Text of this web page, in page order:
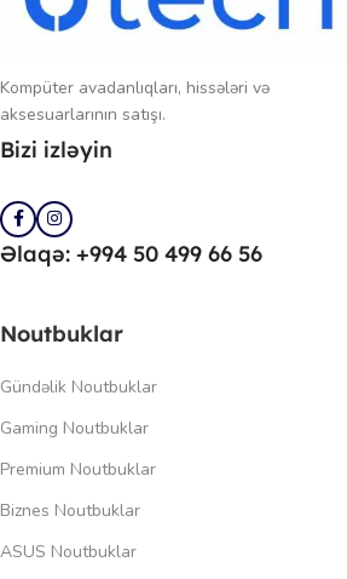
Kompüter avadanlıqları, hissələri və
aksesuarlarının satışı.
Bizi izləyin
Əlaqə: +994 50 499 66 56
Noutbuklar
Gündəlik Noutbuklar
Gaming Noutbuklar
Premium Noutbuklar
Biznes Noutbuklar
ASUS Noutbuklar